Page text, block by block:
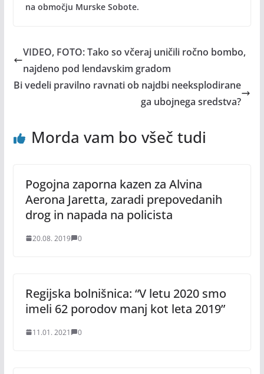
na območju Murske Sobote.
VIDEO, FOTO: Tako so včeraj uničili ročno bombo,
najdeno pod lendavskim gradom
Bi vedeli pravilno ravnati ob najdbi neeksplodirane
ga ubojnega sredstva?
Morda vam bo všeč tudi
Pogojna zaporna kazen za Alvina
Aerona Jaretta, zaradi prepovedanih
drog in napada na policista
20.08. 2019 0
Regijska bolnišnica: “V letu 2020 smo
imeli 62 porodov manj kot leta 2019”
11.01. 2021 0